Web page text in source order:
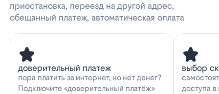
приостановка, переезд на другой адрес,
обещанный платеж, автоматическая оплата
доверительный платеж
пора платить за интернет, но нет денег?
Подключите «доверительный платёж»
выбор
доступа